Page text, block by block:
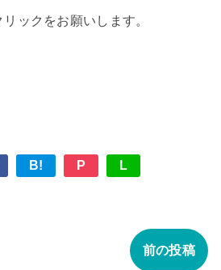
ックをお願いします。
B! P L
前の投稿